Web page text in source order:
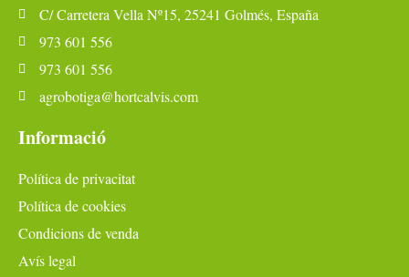
C/ Carretera Vella Nº15, 25241 Golmés, España
973 601 556
973 601 556
agrobotiga@hortcalvis.com
Informació
Política de privacitat
Política de cookies
Condicions de venda
Avís legal